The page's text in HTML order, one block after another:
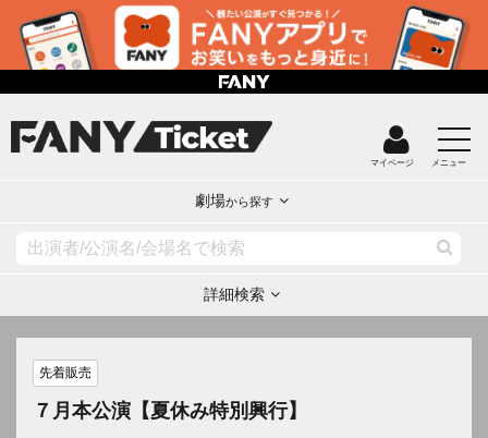
マイページ メニュー
劇場から探す
詳細検索
先着販売
７月本公演【夏休み特別興行】